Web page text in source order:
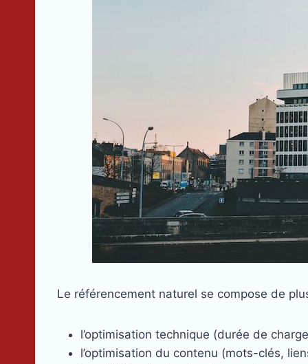
Le référencement naturel se compose de
l’optimisation technique (durée de
l’optimisation du contenu (mots-clés,